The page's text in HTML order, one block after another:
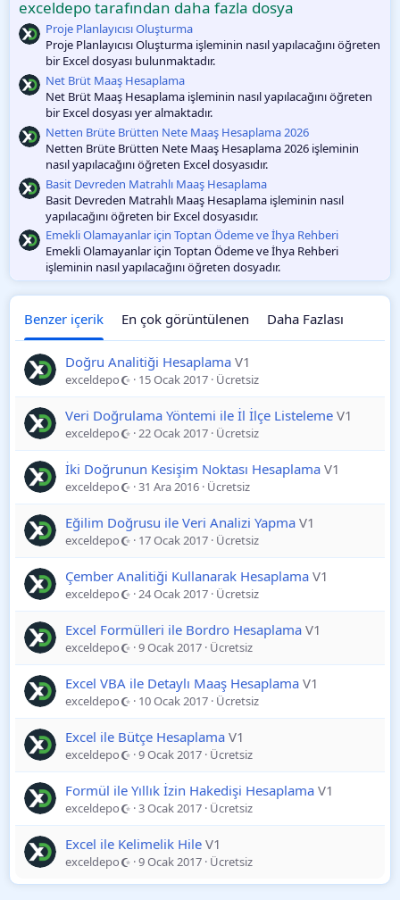
0
O
y
l
a
m
a
exceldepo tarafından daha fazla dosya
Proje Planlayıcısı Oluşturma
Proje Planlayıcısı Oluşturma işleminin nasıl yapılacağını öğreten
bir Excel dosyası bulunmaktadır.
Net Brüt Maaş Hesaplama
Net Brüt Maaş Hesaplama işleminin nasıl yapılacağını öğreten
bir Excel dosyası yer almaktadır.
Netten Brüte Brütten Nete Maaş Hesaplama 2026
Netten Brüte Brütten Nete Maaş Hesaplama 2026 işleminin
nasıl yapılacağını öğreten Excel dosyasıdır.
Basit Devreden Matrahlı Maaş Hesaplama
Basit Devreden Matrahlı Maaş Hesaplama işleminin nasıl
yapılacağını öğreten bir Excel dosyasıdır.
Emekli Olamayanlar için Toptan Ödeme ve İhya Rehberi
Emekli Olamayanlar için Toptan Ödeme ve İhya Rehberi
işleminin nasıl yapılacağını öğreten dosyadır.
Benzer içerik En çok görüntülenen Daha Fazlası
Doğru Analitiği Hesaplama V1
exceldepo 15 Ocak 2017 Ücretsiz
Veri Doğrulama Yöntemi ile İl İlçe Listeleme V1
exceldepo 22 Ocak 2017 Ücretsiz
İki Doğrunun Kesişim Noktası Hesaplama V1
exceldepo 31 Ara 2016 Ücretsiz
Eğilim Doğrusu ile Veri Analizi Yapma V1
exceldepo 17 Ocak 2017 Ücretsiz
Çember Analitiği Kullanarak Hesaplama V1
exceldepo 24 Ocak 2017 Ücretsiz
Excel Formülleri ile Bordro Hesaplama V1
exceldepo 9 Ocak 2017 Ücretsiz
Excel VBA ile Detaylı Maaş Hesaplama V1
exceldepo 10 Ocak 2017 Ücretsiz
Excel ile Bütçe Hesaplama V1
exceldepo 9 Ocak 2017 Ücretsiz
Formül ile Yıllık İzin Hakedişi Hesaplama V1
exceldepo 3 Ocak 2017 Ücretsiz
Excel ile Kelimelik Hile V1
exceldepo 9 Ocak 2017 Ücretsiz